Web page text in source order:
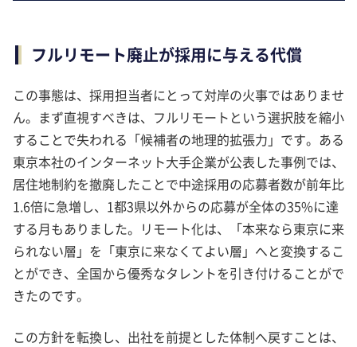
フルリモート廃止が採用に与える代償
この事態は、採用担当者にとって対岸の火事ではありませ
ん。まず直視すべきは、フルリモートという選択肢を縮小
することで失われる「候補者の地理的拡張力」です。ある
東京本社のインターネット大手企業が公表した事例では、
居住地制約を撤廃したことで中途採用の応募者数が前年比
1.6倍に急増し、1都3県以外からの応募が全体の35%に達
する月もありました。リモート化は、「本来なら東京に来
られない層」を「東京に来なくてよい層」へと変換するこ
とができ、全国から優秀なタレントを引き付けることがで
きたのです。
この方針を転換し、出社を前提とした体制へ戻すことは、